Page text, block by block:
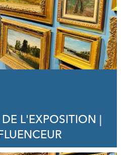
L'EXPOSITION |